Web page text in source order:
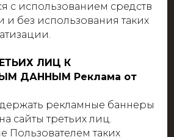
с использованием средств
и без использования таких
ЛИЦ К
ДАННЫМ Реклама от
рекламные баннеры
сайты третьих лиц.
Пользователем таких